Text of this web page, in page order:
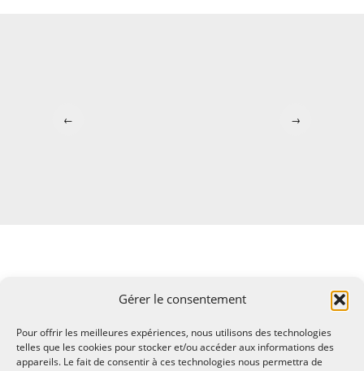
Gérer le consentement
Pour offrir les meilleures expériences, nous utilisons des technologies
telles que les cookies pour stocker et/ou accéder aux informations des
appareils. Le fait de consentir à ces technologies nous permettra de
← →